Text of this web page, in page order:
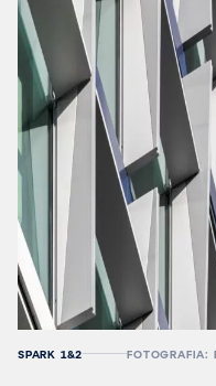
SPARK 1&2 FOTOGRAFIA: